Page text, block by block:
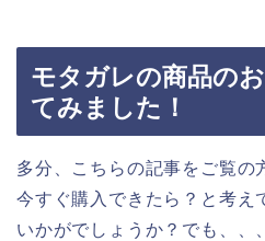
モタガレの商品の
てみました！
多分、こちらの記事をご覧の
今すぐ購入できたら？と考え
いかがでしょうか？でも、、